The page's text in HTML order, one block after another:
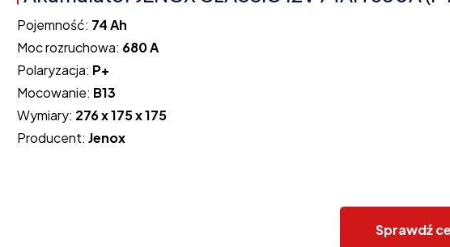
Pojemność: 74 Ah
Moc rozruchowa: 680 A
Polaryzacja: P+
Mocowanie: B13
Wymiary: 276 x 175 x 175
Producent:Jenox
Sprawdź